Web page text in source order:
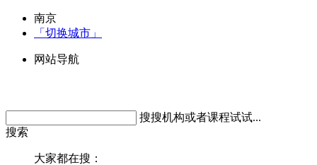
南京
「切换城市」
网站导航
搜搜机构或者课程试试...
搜索
大家都在搜：